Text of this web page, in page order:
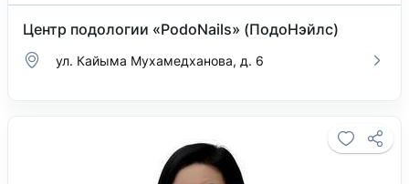
Центр подологии «PodoNails» (ПодоНэйлс)
ул. Кайыма Мухамедханова, д. 6